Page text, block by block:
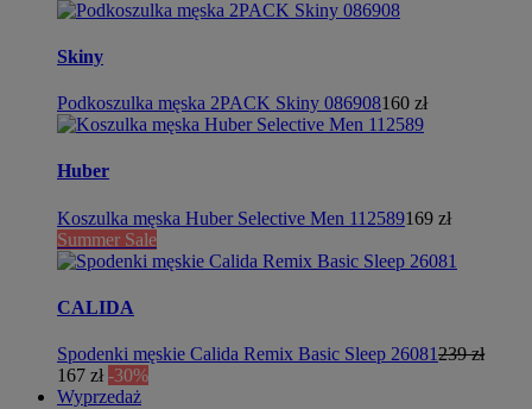
Skiny
Podkoszulka męska 2PACK Skiny 086908160 zł
Huber
Koszulka męska Huber Selective Men 112589169 zł
Summer Sale
CALIDA
Spodenki męskie Calida Remix Basic Sleep 26081239 zł
167 zł -30%
Wyprzedaż